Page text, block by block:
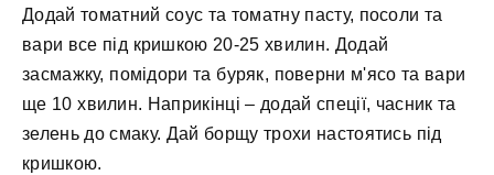
Додай томатний соус та томатну пасту, посоли та
вари все під кришкою 20-25 хвилин. Додай
засмажку, помідори та буряк, поверни м'ясо та вари
ще 10 хвилин. Наприкінці – додай спеції, часник та
зелень до смаку. Дай борщу трохи настоятись під
кришкою.